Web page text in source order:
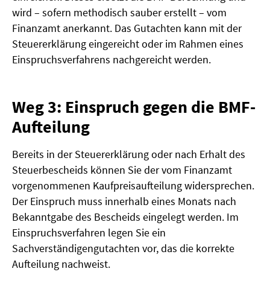
wird – sofern methodisch sauber erstellt – vom
Finanzamt anerkannt. Das Gutachten kann mit der
Steuererklärung eingereicht oder im Rahmen eines
Einspruchsverfahrens nachgereicht werden.
Weg 3: Einspruch gegen die BMF-
Aufteilung
Bereits in der Steuererklärung oder nach Erhalt des
Steuerbescheids können Sie der vom Finanzamt
vorgenommenen Kaufpreisaufteilung widersprechen.
Der Einspruch muss innerhalb eines Monats nach
Bekanntgabe des Bescheids eingelegt werden. Im
Einspruchsverfahren legen Sie ein
Sachverständigengutachten vor, das die korrekte
Aufteilung nachweist.